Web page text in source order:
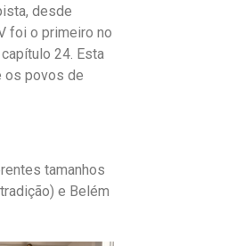
desde
foi o primeiro no
24. Esta
os povos de
tamanhos
e Belém